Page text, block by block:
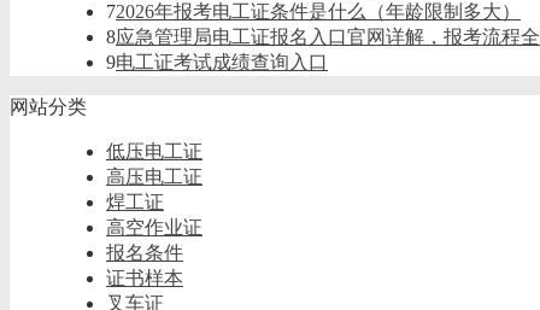
72026年报考电工证条件是什么（年龄限制多大）
8应急管理局电工证报名入口官网详解，报考流程
9电工证考试成绩查询入口
网站分类
低压电工证
高压电工证
焊工证
高空作业证
报名条件
证书样本
叉车证